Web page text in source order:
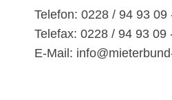
Telefon: 0228 / 94 93 09
Telefax: 0228 / 94 93 09
E-Mail: